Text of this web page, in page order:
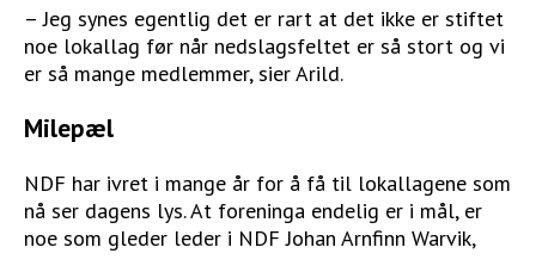
– Jeg synes egentlig det er rart at det ikke er stiftet
noe lokallag før når nedslagsfeltet er så stort og vi
er så mange medlemmer, sier Arild.
Milepæl
NDF har ivret i mange år for å få til lokallagene som
nå ser dagens lys. At foreninga endelig er i mål, er
noe som gleder leder i NDF Johan Arnfinn Warvik,